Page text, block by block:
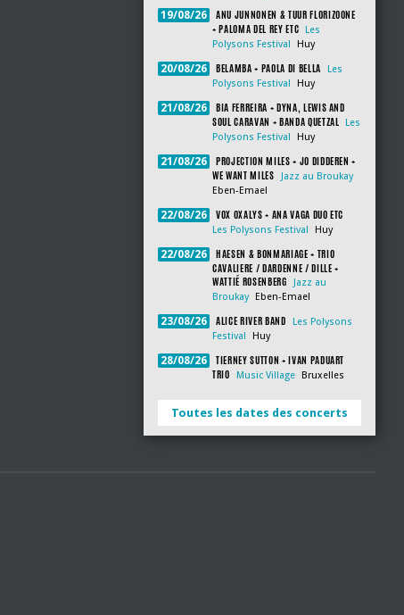
19/08/26
ANU JUNNONEN & TUUR FLORIZOONE
+ PALOMA DEL REY ETC
Les
Polysons Festival
Huy
20/08/26 BELAMBA + PAOLA DI BELLA
Les
Polysons Festival
Huy
21/08/26
BIA FERREIRA + DYNA, LEWIS AND
SOUL CARAVAN + BANDA QUETZAL
Les
Polysons Festival
Huy
21/08/26
PROJECTION MILES + JO DIDDEREN +
WE WANT MILES
Jazz au Broukay
Eben-Emael
22/08/26 VOX OXALYS + ANA VAGA DUO ETC
Les Polysons Festival Huy
22/08/26
HAESEN & BONMARIAGE + TRIO
CAVALIERE / DARDENNE / DILLE +
WATTIÉ ROSENBERG
Jazz au
Broukay
Eben-Emael
23/08/26 ALICE RIVER BAND
Les Polysons
Festival
Huy
28/08/26
TIERNEY SUTTON + IVAN PADUART
TRIO
Music Village Bruxelles
Toutes les dates des concerts